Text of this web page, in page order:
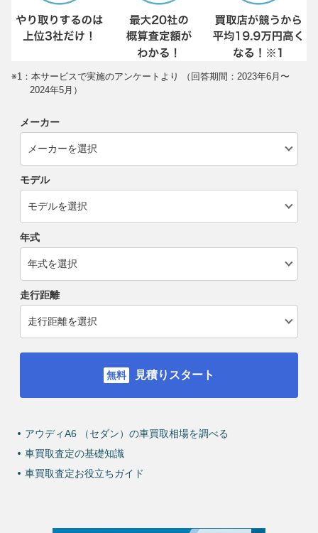
※1：本サービスで実施のアンケートより （回答期間：2023年6月〜
2024年5月）
メーカー
モデル
年式
走行距離
見積りスタート
アウディA6 （セダン）の車買取相場を調べる
車買取査定の基礎知識
車買取査定お役立ちガイド